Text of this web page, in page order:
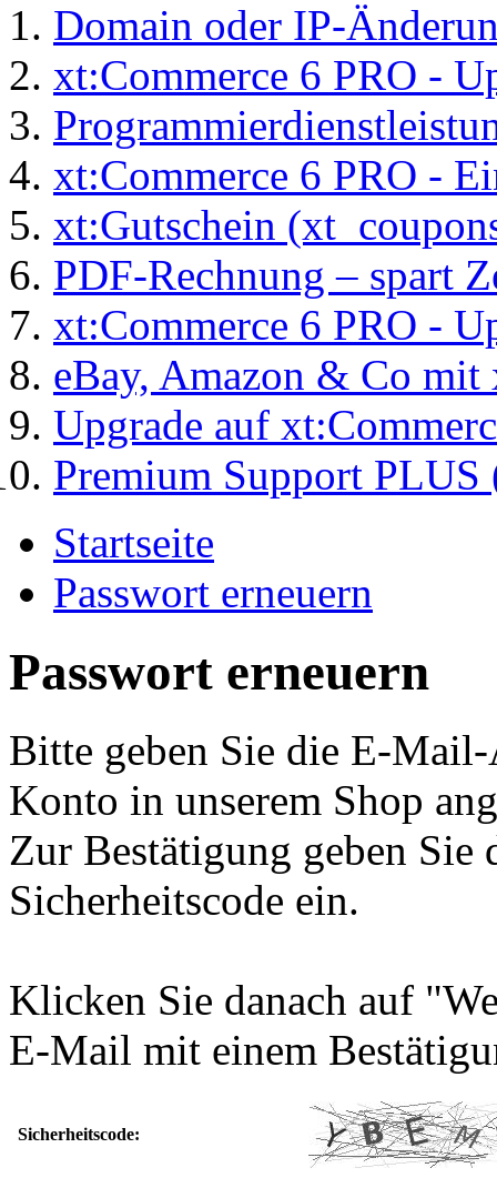
Domain oder IP-
xt:Commerce 6 PRO -
xt:Commerce 6 PRO -
xt:Gutschein
PDF-Rechnung – spart
xt:Commerce 6 PRO -
eBay, Amazon & Co
Upgrade auf
Premium Support
Startseite
Passwort erneuern
Passwort erneuern
Bitte geben Sie die E-
Konto in unserem Shop
Zur Bestätigung geben Sie
Sicherheitscode ein.
Klicken Sie danach auf
E-Mail mit einem
Sicherheitscode: